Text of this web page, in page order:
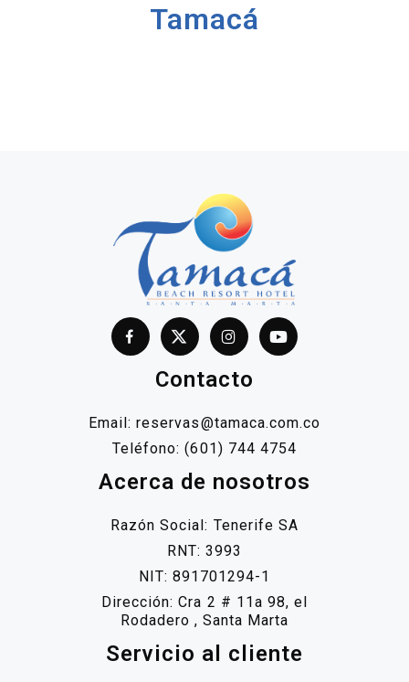
Tamacá
Contacto
Email:reservas@tamaca.com.co
Teléfono:(601) 744 4754
Acerca de nosotros
Razón Social: Tenerife SA
RNT: 3993
NIT: 891701294-1
Dirección: Cra 2 # 11a 98, el
Rodadero , Santa Marta
Servicio al cliente